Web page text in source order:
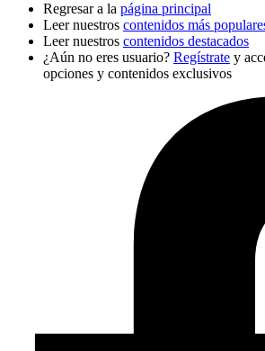
Regresar a la página principal
Leer nuestros contenidos más
Leer nuestros contenidos destacados
¿Aún no eres usuario? Regístrate y
opciones y contenidos exclusivos